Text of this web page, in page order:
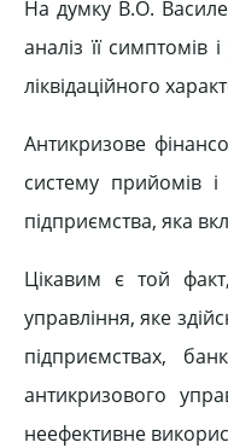
На думку В.О.
аналіз її
ліквідаційного
Антикризове
систему прийомів
підприємства, яка
Цікавим є той
управління, яке
підприємствах,
антикризового
неефективне